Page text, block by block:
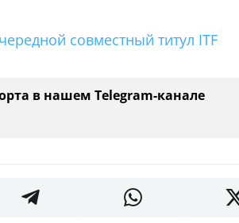
совместный титул ITF
в нашем Telegram-канале